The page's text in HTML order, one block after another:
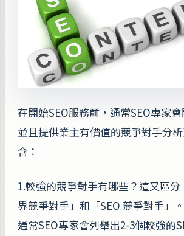
在開始SEO服務前，通常SEO專家會
並且提供業主有價值的競爭對手分
含：
1.較強的競爭對手有哪些？這又區分
界競爭對手」和「SEO 競爭對手」。
通常SEO專家會列舉出2-3個較強的